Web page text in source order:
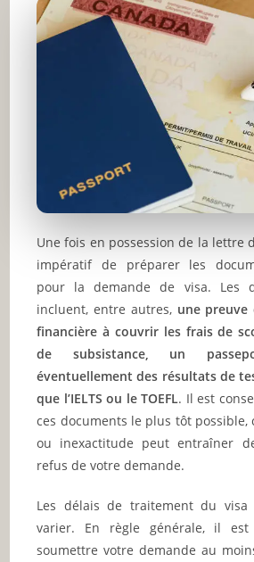
Une fois en possession de la lettre
impératif de préparer les
pour la demande de visa. Les
incluent, entre autres, une
financière à couvrir les frais de
de subsistance, un
éventuellement des résultats de
que l’IELTS ou le TOEFL. Il est
ces documents le plus tôt possible,
ou inexactitude peut entraîner
refus de votre demande.
Les délais de traitement du visa
varier. En règle générale, il est
soumettre votre demande au